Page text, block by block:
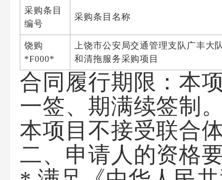
采购条目
编号
采购条目名称
饶购
*F000*
上饶市公安局交通管理支队广丰大
和清拖服务采购项目
合同履行期限：本
一签、期满续签制
本项目不接受联合
二、申请人的资格